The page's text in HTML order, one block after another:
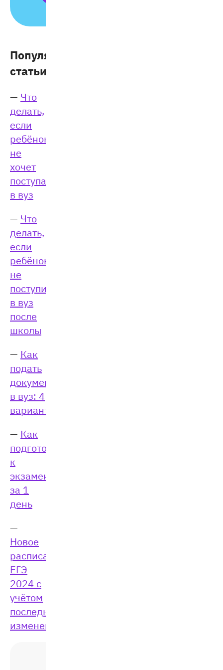
Популярные
статьи:
— Что
делать,
если
ребёнок
не
хочет
поступать
в вуз
— Что
делать,
если
ребёнок
не
поступил
в вуз
после
школы
— Как
подать
документы
в вуз: 4
варианта
— Как
подготовиться
к
экзамену
за 1
день
—
Новое
расписание
ЕГЭ
2024 с
учётом
последних
изменений